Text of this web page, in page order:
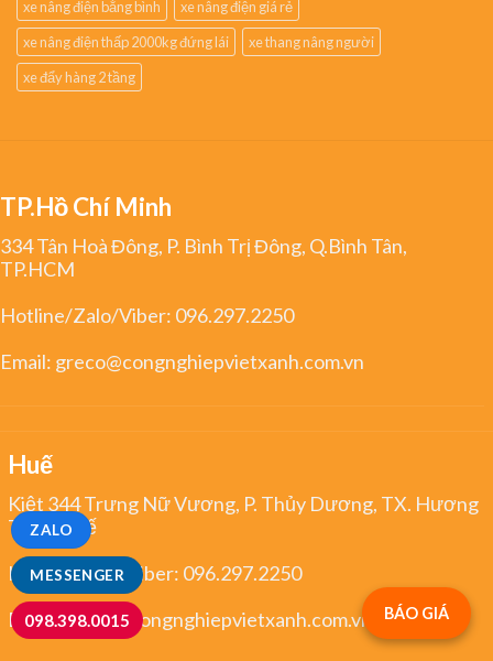
MESSENGER
ZALO
098.398.0015
xe nâng điện bằng bình
xe nâng điện giá rẻ
xe nâng điện thấp 2000kg đứng lái
xe thang nâng người
xe đẩy hàng 2 tầng
TP.Hồ Chí Minh
334 Tân Hoà Đông, P. Bình Trị Đông, Q.Bình Tân,
TP.HCM
Hotline/Zalo/Viber: 096.297.2250
Email: greco@congnghiepvietxanh.com.vn
Huế
Kiệt 344 Trưng Nữ Vương, P. Thủy Dương, TX. Hương
Thủy, Huế
Hotline/Zalo/Viber: 096.297.2250
Email:greco@congnghiepvietxanh.com.vn BÁO GIÁ